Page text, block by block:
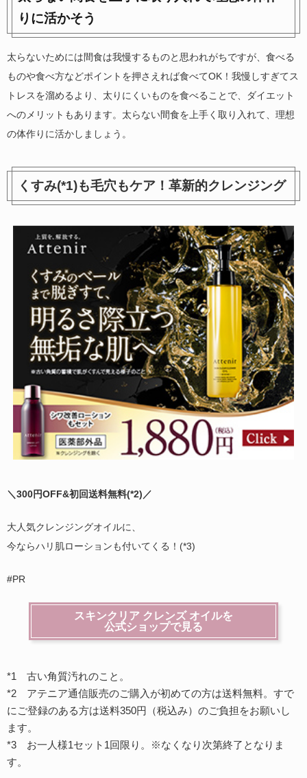
りに活かそう
太らないためには間食は我慢するものと思われがちですが、食べる
ものや食べ方などポイントを押さえれば食べてOK！我慢しすぎてス
トレスを溜めるより、太りにくいものを食べることで、ダイエット
へのメリットもあります。太らない間食を上手く取り入れて、理想
の体作りに活かしましょう。
くすみ(*1)も毛穴もケア！革新的クレンジング
＼300円OFF&初回送料無料(*2)／
大人気クレンジングオイルに、
今ならハリ肌ローションも付いてくる！(*3)
#PR
スキンクリア クレンズ オイルを
公式ショップで見る
*1 古い角質汚れのこと。
*2 アテニア通信販売のご購入が初めての方は送料無料。すで
にご登録のある方は送料350円（税込み）のご負担をお願いし
ます。
*3 お一人様1セット1回限り。※なくなり次第終了となりま
す。